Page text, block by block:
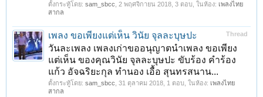
ตั้งกระทู้โดย: sam_sbcc 2 พฤศจิกายน 2018 , 3 ตอบ, ในห้อง: เพลงไทย
สากล
Thread
เพลง ขอเพียงแต่เห็น วินัย จุลละบุษปะ
วันละเพลง เพลงเก่าขออนุญาตนำเพลง ขอเพียง
แต่เห็น ของคุณวินัย จุลละบุษปะ ขับร้อง คำร้อง
แก้ว อัจฉริยะกุล ทำนอง เอื้อ สุนทรสนาน...
ตั้งกระทู้โดย: sam_sbcc 31 ตุลาคม 2018 , 1 ตอบ, ในห้อง: เพลงไทย
สากล